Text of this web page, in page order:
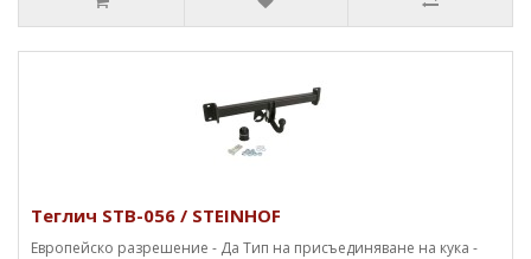
Теглич STB-056 / STEINHOF
Европейско разрешение - Да Тип на присъединяване на кука -